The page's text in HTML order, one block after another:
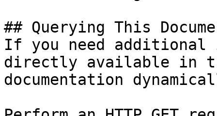
## Querying This
If you need
directly available in
documentation